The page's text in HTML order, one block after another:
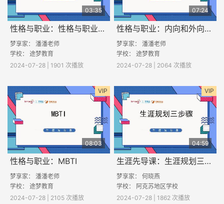
03:35
性格与职业：性格与职业的关系？
梦享家： 潘潘老师
学校： 途梦教育
2024-07-28 | 1901 次播放
07:24
性格与职业：内向和外向的区别
梦享家： 潘潘老师
学校： 途梦教育
2024-07-28 | 2064 次播放
VIP
08:03
性格与职业：MBTI
梦享家： 潘潘老师
学校： 途梦教育
2024-07-28 | 2105 次播放
VIP
04:59
生涯先导课：生涯规划三步骤
梦享家： 何晓燕
学校： 阿克苏地区学校
2024-07-28 | 1862 次播放